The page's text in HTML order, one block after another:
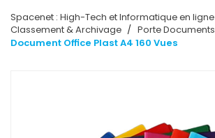
Spacenet : High-Tech et Informatique en ligne
Classement & Archivage
Porte Documents
Document Office Plast A4 160 Vues